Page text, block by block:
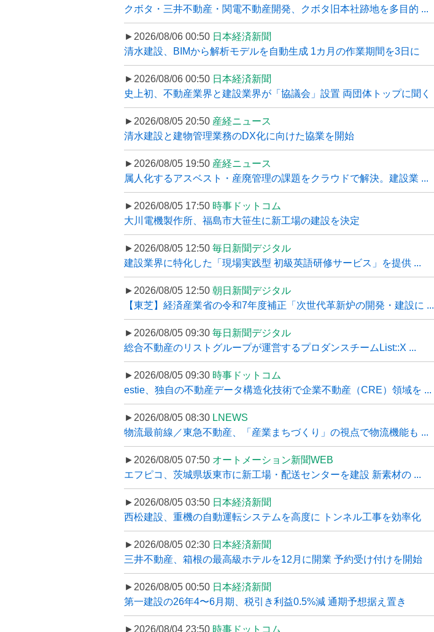
クボタ・三井不動産・関電不動産開発、クボタ旧本社跡地を多目的 ...
►2026/08/06 00:50 日本経済新聞
清水建設、BIMから解析モデルを自動生成 1カ月の作業期間を3日に
►2026/08/06 00:50 日本経済新聞
史上初、不動産業界と建設業界が「協議会」設置 両団体トップに聞く
►2026/08/05 20:50 産経ニュース
清水建設と建物管理業務のDX化に向けた協業を開始
►2026/08/05 19:50 産経ニュース
属人化するアスベスト・産廃管理の課題をクラウドで解決。建設業 ...
►2026/08/05 17:50 時事ドットコム
大川電機製作所、福島市大笹生に新工場の建設を決定
►2026/08/05 12:50 毎日新聞デジタル
建設業界に特化した「現場実践型 初級英語研修サービス」を提供 ...
►2026/08/05 12:50 朝日新聞デジタル
【東芝】経済産業省の令和7年度補正「次世代革新炉の開発・建設に ...
►2026/08/05 09:30 毎日新聞デジタル
総合不動産のリストグループが運営するプロダンスチームList::X ...
►2026/08/05 09:30 時事ドットコム
estie、独自の不動産データ構造化技術で企業不動産（CRE）領域を ...
►2026/08/05 08:30 LNEWS
物流最前線／東急不動産、「産業まちづくり」の視点で物流機能も ...
►2026/08/05 07:50 オートメーション新聞WEB
エフピコ、茨城県坂東市に新工場・配送センターを建設 新素材の ...
►2026/08/05 03:50 日本経済新聞
西松建設、重機の自動運転システムを高度に トンネル工事を効率化
►2026/08/05 02:30 日本経済新聞
三井不動産、箱根の最高級ホテルを12月に開業 予約受け付けを開始
►2026/08/05 00:50 日本経済新聞
第一建設の26年4〜6月期、税引き利益0.5%減 通期予想据え置き
►2026/08/04 23:50 時事ドットコム